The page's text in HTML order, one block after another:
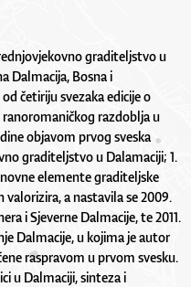
graditeljstvo u
Dalmacija, Bosna i
četiriju svezaka edicije o
razdoblja u
objavom prvog sveska
graditeljstvo u Dalamaciji; 1.
elemente graditeljske
a nastavila se 2009.
i Sjeverne Dalmacije, te 2011.
Dalmacije, u kojima je autor
raspravom u prvom svesku.
u Dalmaciji, sinteza i